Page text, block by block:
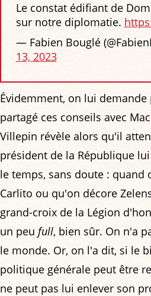
Le constat édifiant de
sur notre diplomatie.
— Fabien Bouglé
13, 2023
Évidemment, on lui
partagé ces conseils avec
Villepin révèle alors qu'il
président de la République
le temps, sans doute : quand
Carlito ou qu'on décore
grand-croix de la Légion
un peu full, bien sûr. On n'a
le monde. Or, on l'a dit, si le
politique générale peut être
ne peut pas lui enlever son